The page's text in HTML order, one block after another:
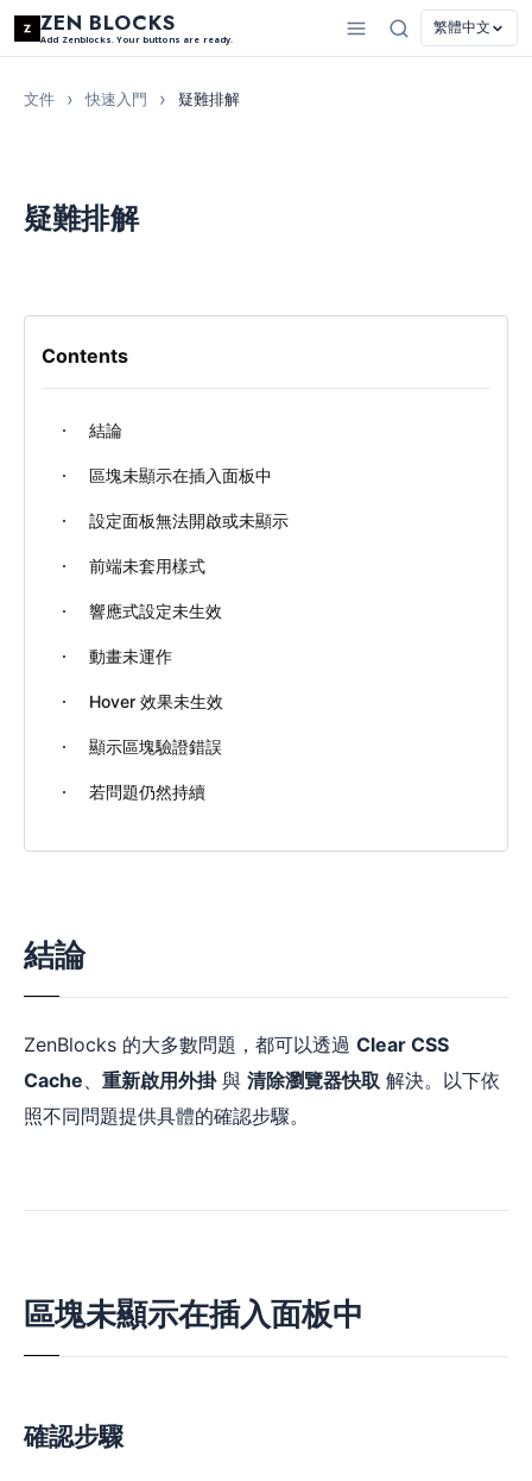
ZEN BLOCKS
Add Zenblocks. Your buttons are ready.
繁體中文
文件 快速入門 疑難排解
疑難排解
Contents
結論
區塊未顯示在插入面板中
設定面板無法開啟或未顯示
前端未套用樣式
響應式設定未生效
動畫未運作
Hover 效果未生效
顯示區塊驗證錯誤
若問題仍然持續
結論
ZenBlocks 的大多數問題，都可以透過 Clear CSS
Cache、 重新啟用外掛與 清除瀏覽器快取 解決。以下依
照不同問題提供具體的確認步驟。
區塊未顯示在插入面板中
確認步驟